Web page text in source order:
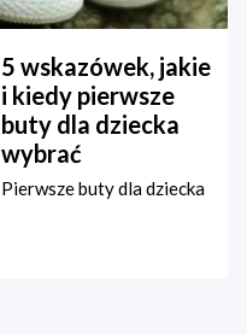
5 wskazówek, jakie
i kiedy pierwsze
buty dla dziecka
wybrać
Pierwsze buty dla dziecka